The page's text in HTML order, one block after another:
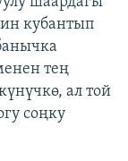
кубантып
тең
ал той
соңку